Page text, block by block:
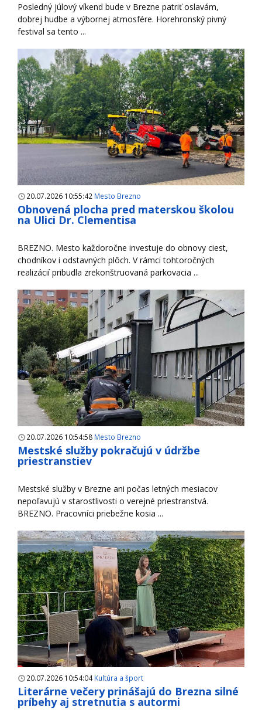
Posledný júlový víkend bude v Brezne patriť oslavám,
dobrej hudbe a výbornej atmosfére. Horehronský pivný
festival sa tento ...
20.07.2026 10:55:42 Mesto Brezno
Obnovená plocha pred materskou školou
na Ulici Dr. Clementisa
BREZNO. Mesto každoročne investuje do obnovy ciest,
chodníkov i odstavných plôch. V rámci tohtoročných
realizácií pribudla zrekonštruovaná parkovacia ...
20.07.2026 10:54:58 Mesto Brezno
Mestské služby pokračujú v údržbe
priestranstiev
Mestské služby v Brezne ani počas letných mesiacov
nepoľavujú v starostlivosti o verejné priestranstvá.
BREZNO. Pracovníci priebežne kosia ...
20.07.2026 10:54:04Kultúra a šport
Literárne večery prinášajú do Brezna silné
príbehy aj stretnutia s autormi